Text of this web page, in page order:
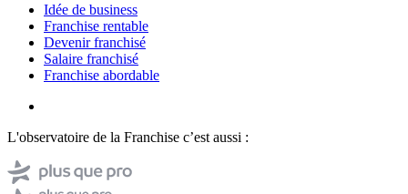
Idée de business
Franchise rentable
Devenir franchisé
Salaire franchisé
Franchise abordable
L'observatoire de la Franchise c’est aussi :